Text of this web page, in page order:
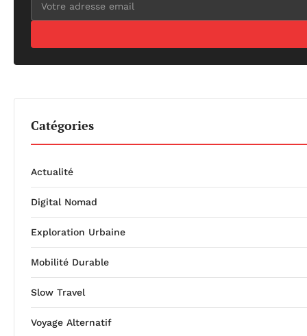
Catégories
Actualité
Digital Nomad
Exploration Urbaine
Mobilité Durable
Slow Travel
Voyage Alternatif